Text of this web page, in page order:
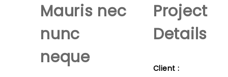
Mauris nec
nunc
neque
Project
Details
Client :